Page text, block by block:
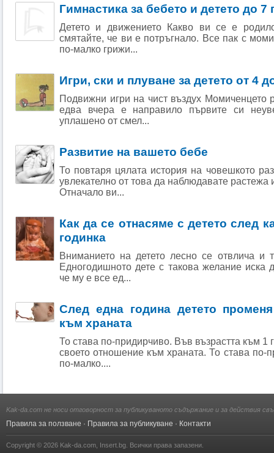
Гимнастика за бебето и детето до 7
Детето и движението Какво ви се е
смятайте, че ви е потръгнало. Все пак с
по-малко грижи...
Игри, ски и плуване за детето от 4
Подвижни игри на чист въздух Момиченцето
едва вчера е направило първите си
уплашено от смел...
Развитие на вашето бебе
То повтаря цялата история на човешкото
увлекателно от това да наблюдавате растежа
Отначало ви...
Как да се отнасяме с детето след
годинка
Вниманието на детето лесно се отвлича и
Едногодишното дете с такова желание иска
че му е все ед...
След една година детето
към храната
То става по-придирчиво. Във възрастта към 1
своето отношение към храната. То става по-
по-малко....
Kak-da.com не носи отговорност за публикуваното съдържание и за действия
Правила за ползване · Правила за публикуване · Контакти
Copyright © 2026 Kak-da.com Insert.bg . Всички права запазени.